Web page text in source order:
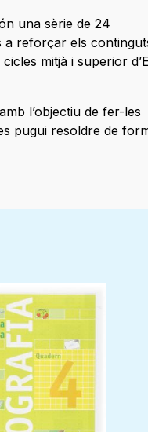
una sèrie de 24
a reforçar els
mitjà i superior
l’objectiu de fer-les
pugui resoldre de